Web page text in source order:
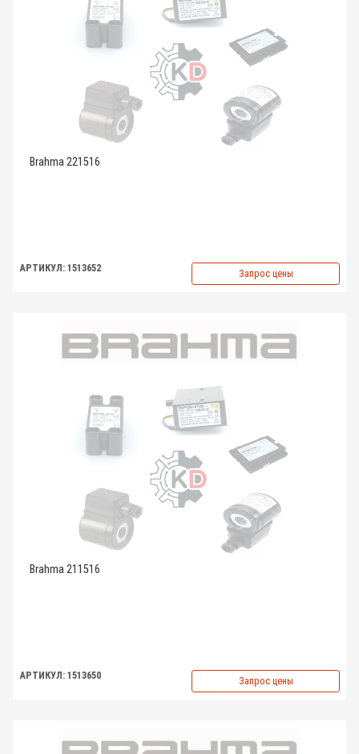
Brahma 221516
АРТИКУЛ: 1513652 Запрос цены
Brahma 211516
АРТИКУЛ: 1513650 Запрос цены